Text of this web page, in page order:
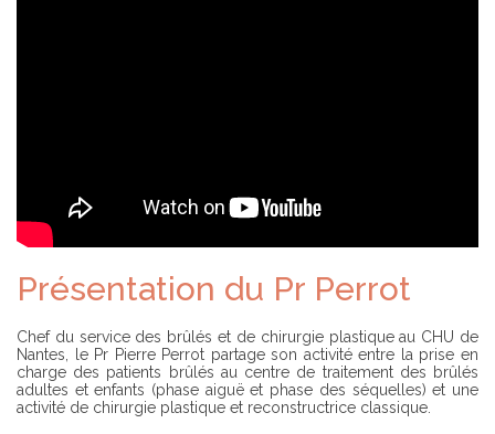
U
E
U
N
H
I
R
U
R
Présentation du Pr Perrot
Chef du service des brûlés et de chirurgie plastique au CHU de
Nantes, le Pr Pierre Perrot partage son activité entre la prise en
charge des patients brûlés au centre de traitement des brûlés
adultes et enfants (phase aiguë et phase des séquelles) et une
activité de chirurgie plastique et reconstructrice classique.